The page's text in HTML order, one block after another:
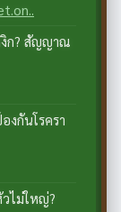
ก? สัญญาณ
งกันโรครา
ไม่ใหญ่?